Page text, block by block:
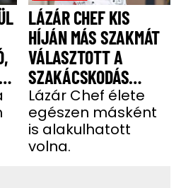
LÁZÁR CHEF KIS
HÍJÁN MÁS SZAKMÁT
VÁLASZTOTT A
SZAKÁCSKODÁS
HELYETT
Lázár Chef élete
egészen másként
is alakulhatott
volna.